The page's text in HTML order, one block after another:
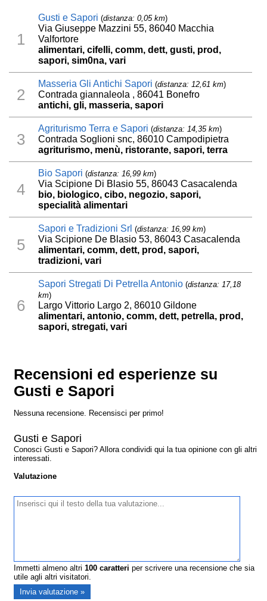
1
Gusti e Sapori (distanza: 0,05 km)
Via Giuseppe Mazzini 55, 86040 Macchia
Valfortore
alimentari, cifelli, comm, dett, gusti, prod,
sapori, sim0na, vari
2
Masseria Gli Antichi Sapori (distanza: 12,61 km)
Contrada giannaleola , 86041 Bonefro
antichi, gli, masseria, sapori
3
Agriturismo Terra e Sapori (distanza: 14,35 km)
Contrada Soglioni snc, 86010 Campodipietra
agriturismo, menù, ristorante, sapori, terra
4
Bio Sapori (distanza: 16,99 km)
Via Scipione Di Blasio 55, 86043 Casacalenda
bio, biologico, cibo, negozio, sapori,
specialità alimentari
5
Sapori e Tradizioni Srl (distanza: 16,99 km)
Via Scipione De Blasio 53, 86043 Casacalenda
alimentari, comm, dett, prod, sapori,
tradizioni, vari
6
Sapori Stregati Di Petrella Antonio (distanza: 17,18
km)
Largo Vittorio Largo 2, 86010 Gildone
alimentari, antonio, comm, dett, petrella, prod,
sapori, stregati, vari
Recensioni ed esperienze su
Gusti e Sapori
Nessuna recensione. Recensisci per primo!
Gusti e Sapori
Conosci Gusti e Sapori? Allora condividi qui la tua opinione con gli altri
interessati.
Valutazione
Immetti almeno altri100 caratteri per scrivere una recensione che sia
utile agli altri visitatori.